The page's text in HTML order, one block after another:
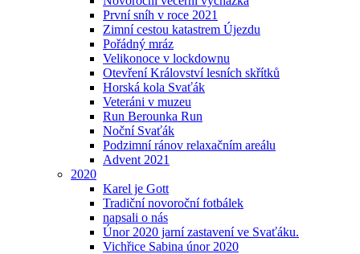
První sníh v roce 2021
Zimní cestou katastrem Újezdu
Pořádný mráz
Velikonoce v lockdownu
Otevření Království lesních skřítků
Horská kola Svaťák
Veteráni v muzeu
Run Berounka Run
Noční Svaťák
Podzimní ránov relaxačním areálu
Advent 2021
2020
Karel je Gott
Tradiční novoroční fotbálek
napsali o nás
Únor 2020 jarní zastavení ve Svaťáku.
Vichřice Sabina únor 2020